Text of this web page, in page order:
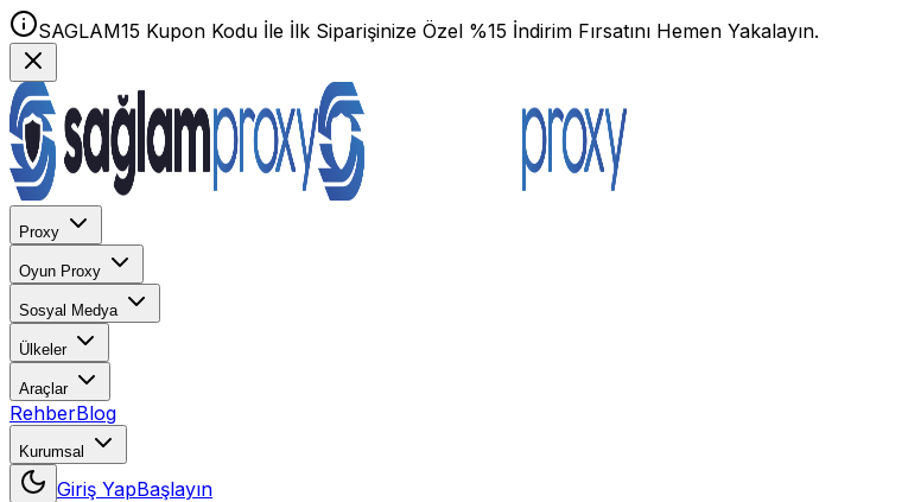
SAGLAM15 Kupon Kodu İle İlk Siparişinize Özel %15 İndirim Fırsatını Hemen Yakalayın.
Proxy
Oyun Proxy
Sosyal Medya
Ülkeler
Araçlar
RehberBlog
Kurumsal
Giriş YapBaşlayın